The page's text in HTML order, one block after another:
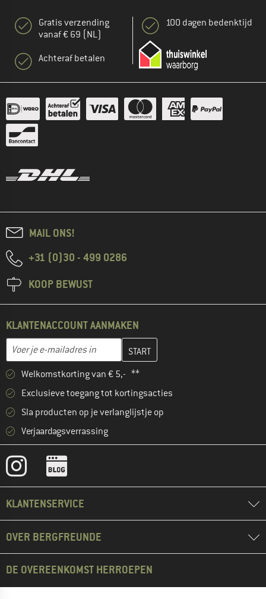
Gratis verzending
vanaf € 69 (NL)
Achteraf betalen
100 dagen bedenktijd
MAIL ONS!
+31 (0)30 - 499 0286
KOOP BEWUST
KLANTENACCOUNT AANMAKEN
E-mailadres
Vul je e-mailadres hier in en maak in de volgende stap je
Welkomstkorting van € 5,- **
Exclusieve toegang tot kortingsacties
Sla producten op je verlanglijstje op
Verjaardagsverrassing
KLANTENSERVICE
OVER BERGFREUNDE
DE OVEREENKOMST HERROEPEN